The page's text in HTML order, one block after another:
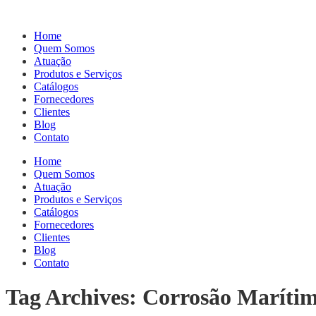
Home
Quem Somos
Atuação
Produtos e Serviços
Catálogos
Fornecedores
Clientes
Blog
Contato
Home
Quem Somos
Atuação
Produtos e Serviços
Catálogos
Fornecedores
Clientes
Blog
Contato
Tag Archives: Corrosão